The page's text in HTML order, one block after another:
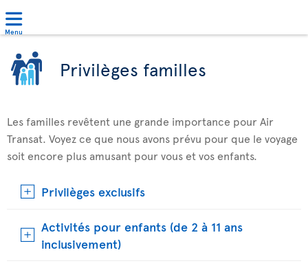
Menu
Privilèges familles
Les familles revêtent une grande importance pour Air
Transat. Voyez ce que nous avons prévu pour que le voyage
soit encore plus amusant pour vous et vos enfants.
Privilèges exclusifs
Activités pour enfants (de 2 à 11 ans
inclusivement)